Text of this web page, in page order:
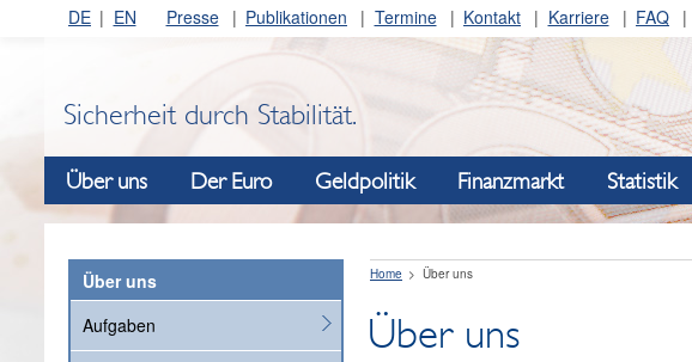
DE EN Presse Publikationen Termine Kontakt Karriere FAQ
Sicherheit durch Stabilität.
Über uns Der Euro Geldpolitik Finanzmarkt Statistik
Über uns
Aufgaben
Home Über uns
Über uns